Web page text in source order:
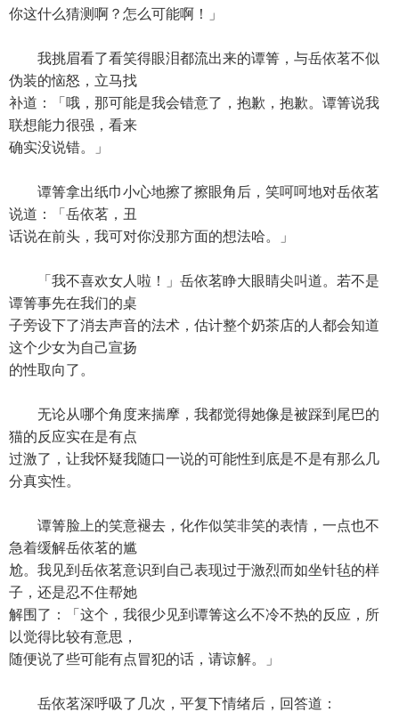
你这什么猜测啊？怎么可能啊！」
我挑眉看了看笑得眼泪都流出来的谭箐，与岳依茗不似
伪装的恼怒，立马找
补道：「哦，那可能是我会错意了，抱歉，抱歉。谭箐说我
联想能力很强，看来
确实没说错。」
谭箐拿出纸巾小心地擦了擦眼角后，笑呵呵地对岳依茗
说道：「岳依茗，丑
话说在前头，我可对你没那方面的想法哈。」
「我不喜欢女人啦！」岳依茗睁大眼睛尖叫道。若不是
谭箐事先在我们的桌
子旁设下了消去声音的法术，估计整个奶茶店的人都会知道
这个少女为自己宣扬
的性取向了。
无论从哪个角度来揣摩，我都觉得她像是被踩到尾巴的
猫的反应实在是有点
过激了，让我怀疑我随口一说的可能性到底是不是有那么几
分真实性。
谭箐脸上的笑意褪去，化作似笑非笑的表情，一点也不
急着缓解岳依茗的尴
尬。我见到岳依茗意识到自己表现过于激烈而如坐针毡的样
子，还是忍不住帮她
解围了：「这个，我很少见到谭箐这么不冷不热的反应，所
以觉得比较有意思，
随便说了些可能有点冒犯的话，请谅解。」
岳依茗深呼吸了几次，平复下情绪后，回答道：